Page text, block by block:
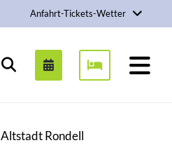
Anfahrt-Tickets-Wetter
Stadt Bad Wildungen
Suchen
Altstadt Rondell